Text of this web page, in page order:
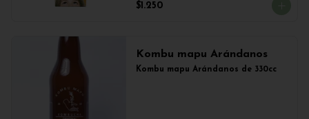
$1.250
Kombu mapu Arándanos
Kombu mapu Arándanos de 330cc